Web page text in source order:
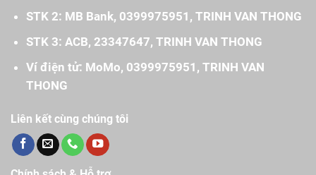
STK 2: MB Bank, 0399975951, TRINH VAN THONG
STK 3: ACB, 23347647, TRINH VAN THONG
Ví điện tử: MoMo, 0399975951, TRINH VAN
THONG
Liên kết cùng chúng tôi